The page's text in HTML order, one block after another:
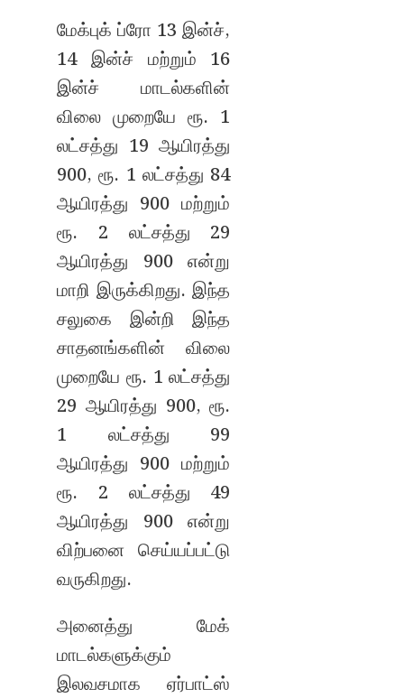
மேக்புக் ப்ரோ 13 இன்ச்,
14 இன்ச் மற்றும் 16
இன்ச் மாடல்களின்
விலை முறையே ரூ. 1
லட்சத்து 19 ஆயிரத்து
900, ரூ. 1 லட்சத்து 84
ஆயிரத்து 900 மற்றும்
ரூ. 2 லட்சத்து 29
ஆயிரத்து 900 என்று
மாறி இருக்கிறது. இந்த
சலுகை இன்றி இந்த
சாதனங்களின் விலை
முறையே ரூ. 1 லட்சத்து
29 ஆயிரத்து 900, ரூ.
1 லட்சத்து 99
ஆயிரத்து 900 மற்றும்
ரூ. 2 லட்சத்து 49
ஆயிரத்து 900 என்று
விற்பனை செய்யப்பட்டு
வருகிறது.
அனைத்து மேக்
மாடல்களுக்கும்
இலவசமாக ஏர்பாட்ஸ்